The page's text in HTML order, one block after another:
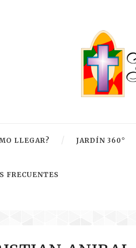
LLEGAR? JARDÍN 360°
FRECUENTES